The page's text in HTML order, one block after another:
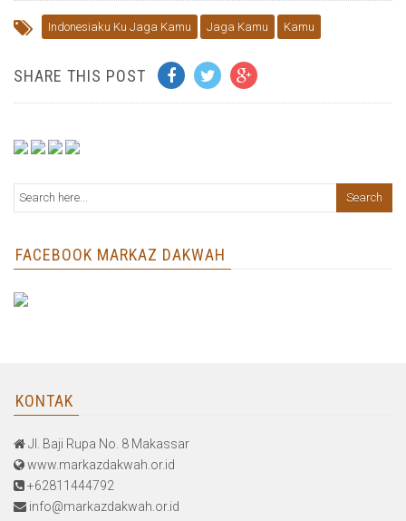
Indonesiaku Ku Jaga Kamu Jaga Kamu Kamu
SHARE THIS POST
FACEBOOK MARKAZ DAKWAH
KONTAK
Jl. Baji Rupa No. 8 Makassar
www.markazdakwah.or.id
+62811444792
info@markazdakwah.or.id